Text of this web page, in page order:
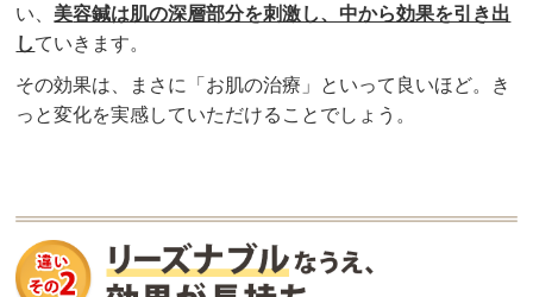
い、 美容鍼は肌の深層部分を刺激し、中から効果を引き出
していきます。
その効果は、まさに「お肌の治療」といって良いほど。き
っと変化を実感していただけることでしょう。